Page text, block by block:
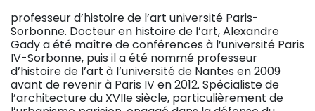
professeur d’histoire de l’art université Paris-
Sorbonne. Docteur en histoire de l’art, Alexandre
Gady a été maître de conférences à l’université Paris
IV-Sorbonne, puis il a été nommé professeur
d’histoire de l’art à l’université de Nantes en 2009
avant de revenir à Paris IV en 2012. Spécialiste de
l’architecture du XVIIe siècle, particulièrement de